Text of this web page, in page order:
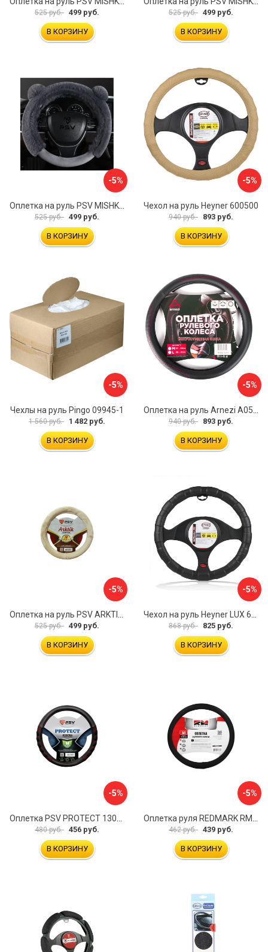
525 руб. 499 руб.
В КОРЗИНУ
525 руб. 499 руб.
В КОРЗИНУ
-5%
525 руб. 499 руб.
В КОРЗИНУ
-5%
Чехол на руль Heyner 600500
940 руб. 893 руб.
В КОРЗИНУ
-5%
Чехлы на руль Pingo 09945-1
1 560 руб. 1 482 руб.
В КОРЗИНУ
-5%
940 руб. 893 руб.
В КОРЗИНУ
-5%
525 руб. 499 руб.
В КОРЗИНУ
-5%
868 руб. 825 руб.
В КОРЗИНУ
-5%
Оплетка PSV PROTECT 130503
480 руб. 456 руб.
В КОРЗИНУ
-5%
Оплетка руля REDMARK RM78002
462 руб. 439 руб.
В КОРЗИНУ